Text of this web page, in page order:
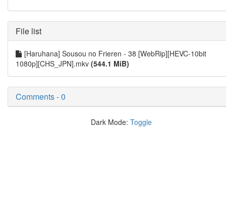
File list
[Haruhana] Sousou no Frieren - 38 [WebRip][HEVC-10bit
1080p][CHS_JPN].mkv (544.1 MiB)
Comments - 0
Dark Mode: Toggle